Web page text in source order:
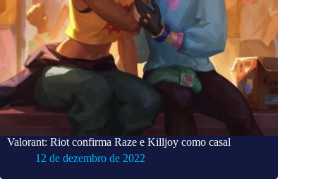
Valorant: Riot confirma Raze e Killjoy como casal
12 de dezembro de 2022